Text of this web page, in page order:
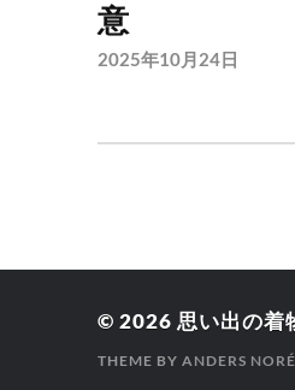
意
2025年10月24日
© 2026 思い出の着
THEME BY ANDERS